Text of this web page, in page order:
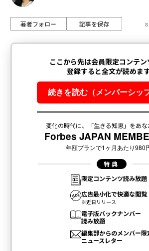
著者フォロー 記事を保存